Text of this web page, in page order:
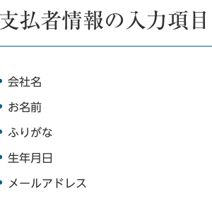
払者情報の入力項目
会社名
お名前
ふりがな
生年月日
メールアドレス